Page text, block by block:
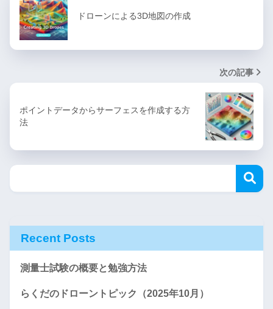
ドローンによる3D地図の作成
次の記事
ポイントデータからサーフェスを作成する方
法
Recent Posts
測量士試験の概要と勉強方法
らくだのドローントピック（2025年10月）